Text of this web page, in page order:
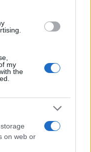
my
the
on web or
2026